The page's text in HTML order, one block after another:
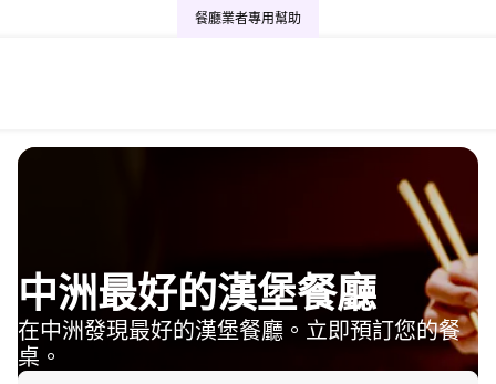
餐廳業者專用幫助
中洲最好的漢堡餐廳
在中洲發現最好的漢堡餐廳。立即預訂您的餐
桌。